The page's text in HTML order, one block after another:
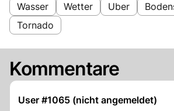
Wasser Wetter Uber
Tornado
Kommentare
User #1065 (nicht angemeldet)